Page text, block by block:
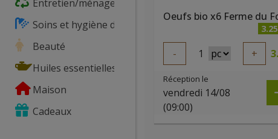
Entretien/ménage
Soins et hygiène du corps
Beauté
Huiles essentielles
Maison
Cadeaux
- 1 +
Réception le
vendredi 14/08
(09:00)